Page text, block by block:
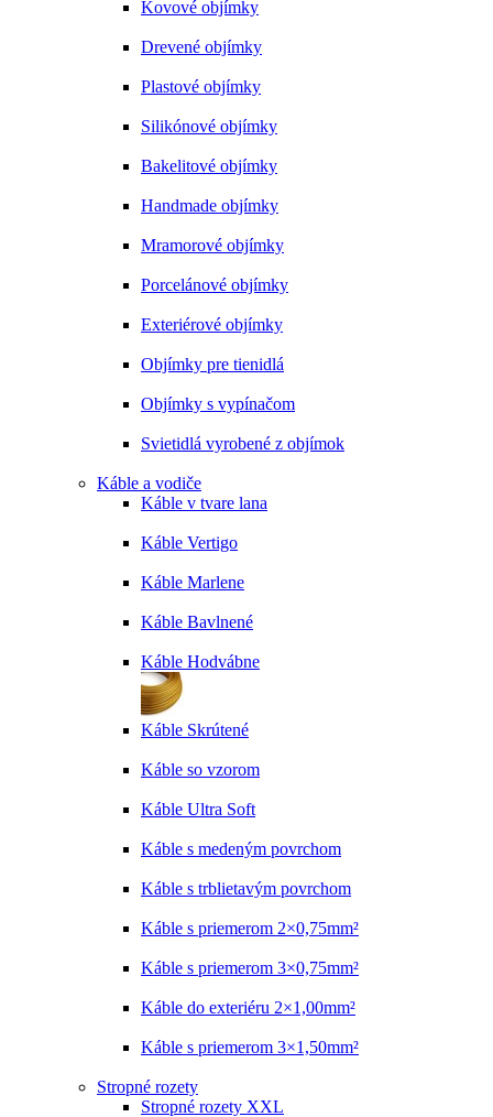
Kovové objímky
Drevené objímky
Plastové objímky
Silikónové objímky
Bakelitové objímky
Handmade objímky
Mramorové objímky
Porcelánové objímky
Exteriérové objímky
Objímky pre tienidlá
Objímky s vypínačom
Svietidlá vyrobené z objímok
Káble a vodiče
Káble v tvare lana
Káble Vertigo
Káble Marlene
Káble Bavlnené
Káble Hodvábne
Káble Skrútené
Káble so vzorom
Káble Ultra Soft
Káble s medeným povrchom
Káble s trblietavým povrchom
Káble s priemerom 2×0,75mm²
Káble s priemerom 3×0,75mm²
Káble do exteriéru 2×1,00mm²
Káble s priemerom 3×1,50mm²
Stropné rozety
Stropné rozety XXL